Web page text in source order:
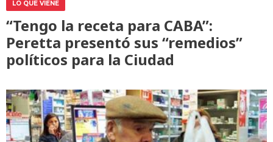
LO QUE VIENE
“Tengo la receta para CABA”:
Peretta presentó sus “remedios”
políticos para la Ciudad